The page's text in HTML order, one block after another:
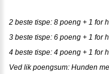
2 beste tispe: 8 poeng + 1 for
3 beste tispe: 6 poeng + 1 for
4 beste tispe: 4 poeng + 1 for
Ved lik poengsum: Hunden